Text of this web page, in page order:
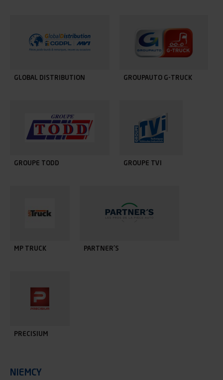
GLOBAL DISTRIBUTION GROUPAUTO G-TRUCK
GROUPE TODD GROUPE TVI
MP TRUCK PARTNER'S
PRECISIUM
NIEMCY